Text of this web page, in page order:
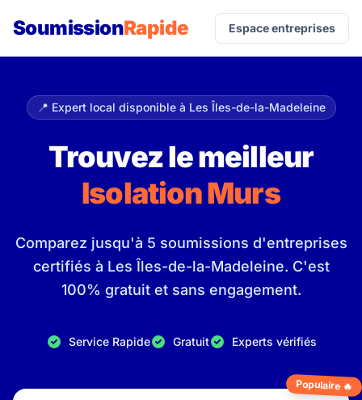
SoumissionRapide Espace entreprises
📍 Expert local disponible à Les Îles-de-la-Madeleine
Trouvez le meilleur
Isolation Murs
Comparez jusqu'à 5 soumissions d'entreprises
certifiés à Les Îles-de-la-Madeleine. C'est
100% gratuit et sans engagement.
Service Rapide Gratuit Experts vérifiés
Populaire 🔥